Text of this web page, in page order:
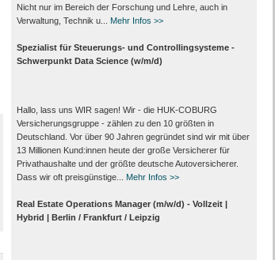
Nicht nur im Bereich der Forschung und Lehre, auch in
Verwaltung, Technik u...
Mehr Infos >>
Spezialist für Steuerungs- und Controllingsysteme -
Schwerpunkt Data Science (w/m/d)
Hallo, lass uns WIR sagen! Wir - die HUK-COBURG
Versicherungsgruppe - zählen zu den 10 größten in
Deutschland. Vor über 90 Jahren gegründet sind wir mit über
13 Millionen Kund:innen heute der große Versicherer für
Privathaushalte und der größte deutsche Autoversicherer.
Dass wir oft preisgünstige...
Mehr Infos >>
Real Estate Operations Manager (m/w/d) - Vollzeit |
Hybrid | Berlin / Frankfurt / Leipzig